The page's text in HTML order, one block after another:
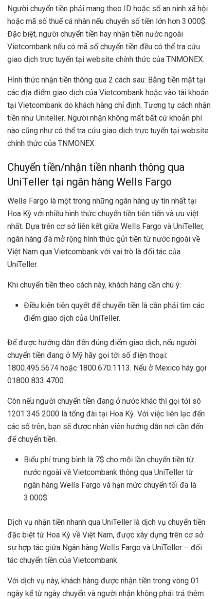
Người chuyển tiền phải mang theo ID hoặc số an ninh xã hội
hoặc mã số thuế cá nhân nếu chuyển số tiền lớn hơn 3.000$.
Đặc biệt, người chuyển tiền hay nhận tiền nước ngoài
Vietcombank nếu có mã số chuyển tiền đều có thể tra cứu
giao dịch trực tuyến tại website chính thức của TNMONEX.
Hình thức nhận tiền thông qua 2 cách sau: Bằng tiền mặt tại
các địa điểm giao dịch của Vietcombank hoặc vào tài khoản
tại Vietcombank do khách hàng chỉ định. Tương tự cách nhận
tiền như Uniteller. Người nhận không mất bất cứ khoản phí
nào cũng như có thể tra cứu giao dịch trực tuyến tại website
chính thức của TNMONEX.
Chuyển tiền/nhận tiền nhanh thông qua
UniTeller tại ngân hàng Wells Fargo
Wells Fargo là một trong những ngân hàng uy tín nhất tại
Hoa Kỳ với nhiều hình thức chuyển tiền tiên tiến và ưu việt
nhất. Dựa trên cơ sở liên kết giữa Wells Fargo và UniTeller,
ngân hàng đã mở rộng hình thức gửi tiền từ nước ngoài về
Việt Nam qua Vietcombank với vai trò là đối tác của
UniTeller.
Khi chuyển tiền theo cách này, khách hàng cần chú ý:
Điều kiện tiên quyết để chuyển tiền là cần phải tìm các
điểm giao dịch của UniTeller.
Để được hướng dẫn đến đúng điểm giao dịch, nếu người
chuyển tiền đang ở Mỹ hãy gọi tới số điện thoại:
1800.495.5674 hoặc 1800.670.1113. Nếu ở Mexico hãy gọi
01800 833 4700.
Còn nếu người chuyển tiền đang ở nước khác thì gọi tới sô
1201 345 2000 là tổng đài tại Hoa Kỳ. Với việc liên lạc đến
các số trên, bạn sẽ được nhân viên hướng dẫn nơi cần đến
để chuyển tiền.
Biểu phí trung bình là 7$ cho mỗi lần chuyển tiền từ
nước ngoài về Vietcombank thông qua UniTeller từ
ngân hàng Wells Fargo và hạn mức chuyển tối đa là
3.000$.
Dịch vụ nhận tiền nhanh qua UniTeller là dịch vụ chuyển tiền
đặc biệt từ Hoa Kỳ về Việt Nam, được xây dựng trên cơ sở
sự hợp tác giữa Ngân hàng Wells Fargo và UniTeller – đối
tác chuyển tiền của Vietcombank.
Với dịch vụ này, khách hàng được nhận tiền trong vòng 01
ngày kể từ ngày chuyển và người nhận không phải trả thêm